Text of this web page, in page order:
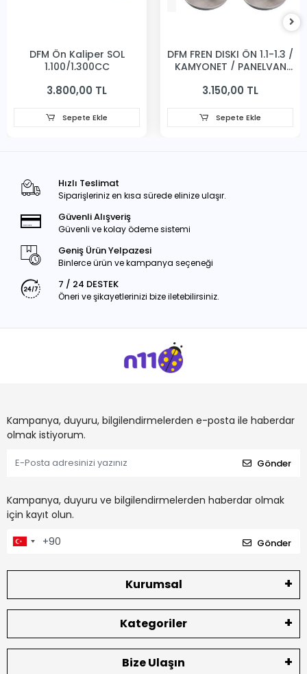
DFM Ön Kaliper SOL
1,100/1,300CC
3.800,00 TL
Sepete Ekle
DFM FREN DISKI ÖN 1.1-1.3 /
KAMYONET / PANELVAN
3.150,00 TL
Sepete Ekle
Hızlı Teslimat
Siparişleriniz en kısa sürede elinize ulaşır.
Güvenli Alışveriş
Güvenli ve kolay ödeme sistemi
Geniş Ürün Yelpazesi
Binlerce ürün ve kampanya seçeneği
7 / 24 DESTEK
Öneri ve şikayetlerinizi bize iletebilirsiniz.
Kampanya, duyuru, bilgilendirmelerden e-posta ile haberdar
olmak istiyorum.
Gönder
Kampanya, duyuru ve bilgilendirmelerden haberdar olmak
için kayıt olun.
Gönder
Kurumsal
Kategoriler
Bize Ulaşın